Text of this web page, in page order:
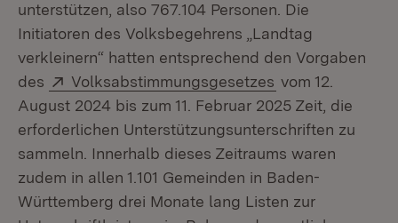
unterstützen, also 767.104 Personen. Die
Initiatoren des Volksbegehrens „Landtag
verkleinern“ hatten entsprechend den Vorgaben
des
Extern:
Volksabstimmungsgesetzes (Öffnet in
vom 12.
August 2024 bis zum 11. Februar 2025 Zeit, die
erforderlichen Unterstützungsunterschriften zu
sammeln. Innerhalb dieses Zeitraums waren
zudem in allen 1.101 Gemeinden in Baden-
Württemberg drei Monate lang Listen zur